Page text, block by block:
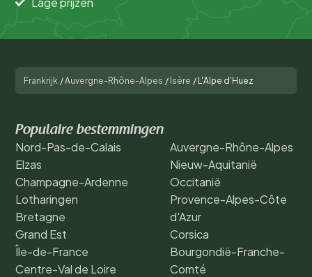
Frankrijk /Auvergne-Rhône-Alpes / Isère / L'Alpe d'Huez
Populaire bestemmingen
Nord-Pas-de-Calais
Elzas
Champagne-Ardenne
Lotharingen
Bretagne
Grand Est
Île-de-France
Centre-Val de Loire
Auvergne-Rhône-Alpes
Nieuw-Aquitanië
Occitanië
Provence-Alpes-Côte
d'Azur
Corsica
Bourgondië-Franche-
Comté